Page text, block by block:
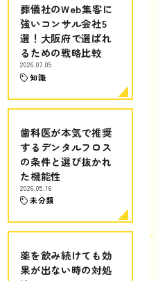
葬儀社のWeb集客に
強いコンサル会社5
選！大阪府で選ばれ
るための戦略比較
2026.07.05
知識
歯科医が本気で推奨
するデンタルフロス
の条件と選び抜かれ
た機能性
2026.05.16
未分類
薬を飲み続けても効
果が出ない時の対処